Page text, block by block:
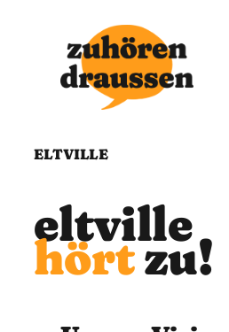
springen
ELTVILLE
eltville
hörtzu!